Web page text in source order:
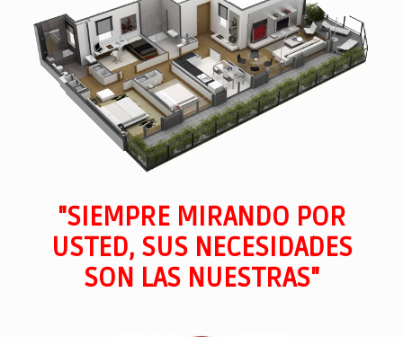
"SIEMPRE MIRANDO POR
USTED, SUS NECESIDADES
SON LAS NUESTRAS"